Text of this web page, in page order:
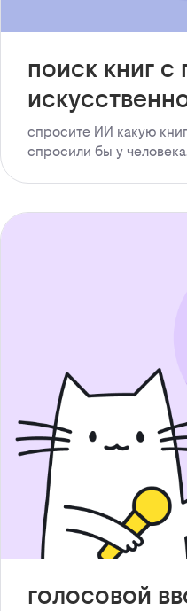
поиск книг
спросите ИИ какую
спросили бы у
голосовой